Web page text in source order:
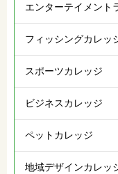
エンターテイメント
フィッシングカレッ
スポーツカレッジ
ビジネスカレッジ
ペットカレッジ
地域デザインカレッ